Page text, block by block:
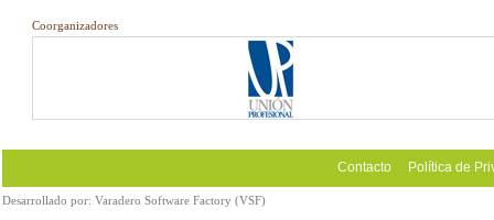
Coorganizadores
Contacto Política de
Desarrollado por: Varadero Software Factory (VSF)